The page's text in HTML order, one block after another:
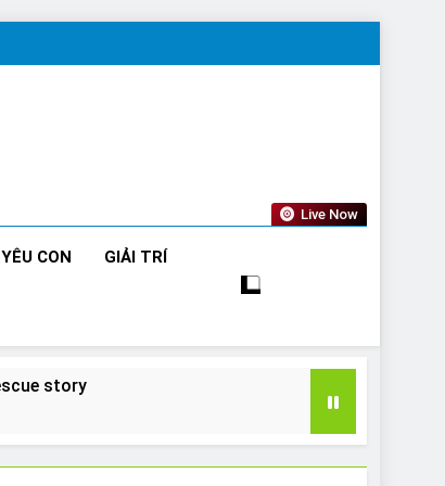
Live Now
YÊU CON GIẢI TRÍ
story